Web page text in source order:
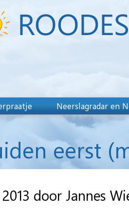
Neerslagradar en
eerst
door Jannes